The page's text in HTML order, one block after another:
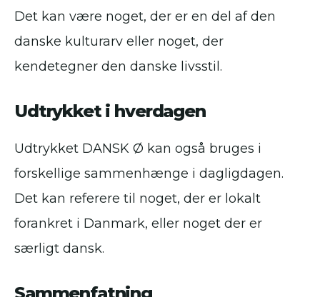
Det kan være noget, der er en del af den
danske kulturarv eller noget, der
kendetegner den danske livsstil.
Udtrykket i hverdagen
Udtrykket DANSK Ø kan også bruges i
forskellige sammenhænge i dagligdagen.
Det kan referere til noget, der er lokalt
forankret i Danmark, eller noget der er
særligt dansk.